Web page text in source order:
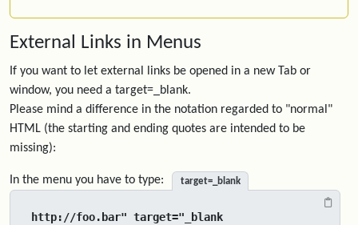
External Links in Menus
If you want to let external links be opened in a new Tab or
window, you need a target=_blank.
Please mind a difference in the notation regarded to "normal"
HTML (the starting and ending quotes are intended to be
missing):
In the menu you have to type: target=_blank
http://foo.bar" target="_blank